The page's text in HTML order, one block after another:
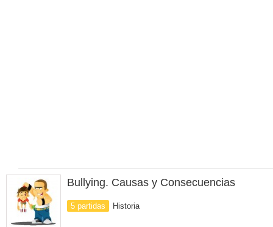
Bullying. Causas y Consecuencias
5 partidas Historia